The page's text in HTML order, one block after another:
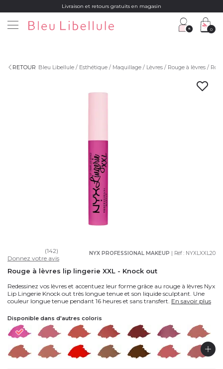
Livraison et retours gratuits en magasin
0
RETOUR Bleu Libellule Esthétique Maquillage Lèvres Rouge à lèvres
NYX PROFESSIONAL MAKEUP | Réf : NYXLXXL20
(142)
Donnez votre avis
Rouge à lèvres lip lingerie XXL - Knock out
Redessinez vos lèvres et accentuez leur forme grâce au rouge à lèvres Nyx
Lip Lingerie Knock out très longue tenue et son liquide sculptant. Une
couleur longue tenue pendant 16 heures et sans transfert. En savoir plus
Disponible dans d'autres coloris